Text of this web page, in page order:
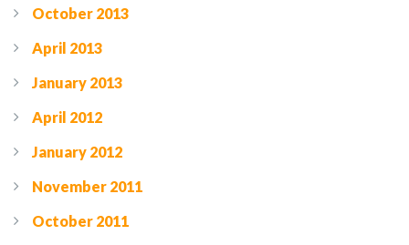
October 2013
April 2013
January 2013
April 2012
January 2012
November 2011
October 2011